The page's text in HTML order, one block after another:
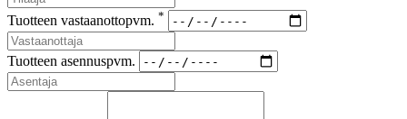
Tuotteen vastaanottopvm. *
Tuotteen asennuspvm.